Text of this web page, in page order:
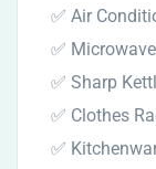
✅ Air
✅ Microwave
✅ Sharp
✅ Clothes
✅